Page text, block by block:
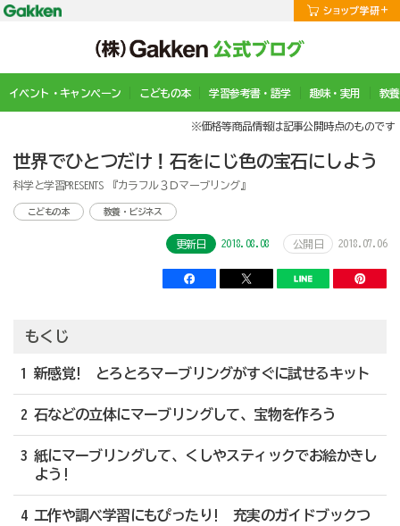
イベント・キャンペーン こどもの本 学習参考書・語学 趣味・実用 教
※価格等商品情報は記事公開時点のものです
世界でひとつだけ！石をにじ色の宝石にしよう
科学と学習PRESENTS 『カラフル３Ｄマーブリング』
こどもの本 教養・ビジネス
更新日 2018.08.08 公開日 2018.07.06
もくじ
1 新感覚! とろとろマーブリングがすぐに試せるキット
2 石などの立体にマーブリングして、宝物を作ろう
3 紙にマーブリングして、くしやスティックでお絵かきし
よう!
4 工作や調べ学習にもぴったり! 充実のガイドブックつ